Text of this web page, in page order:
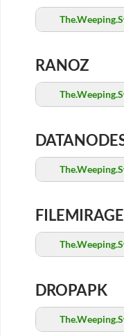
RANOZ
FILEMIRAGE
DROPAPK